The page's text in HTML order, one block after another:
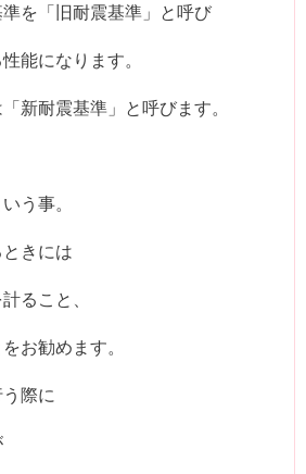
を「旧耐震基準」と呼び
能になります。
新耐震基準」と呼びます。
う事。
きには
ること、
お勧めます。
際に